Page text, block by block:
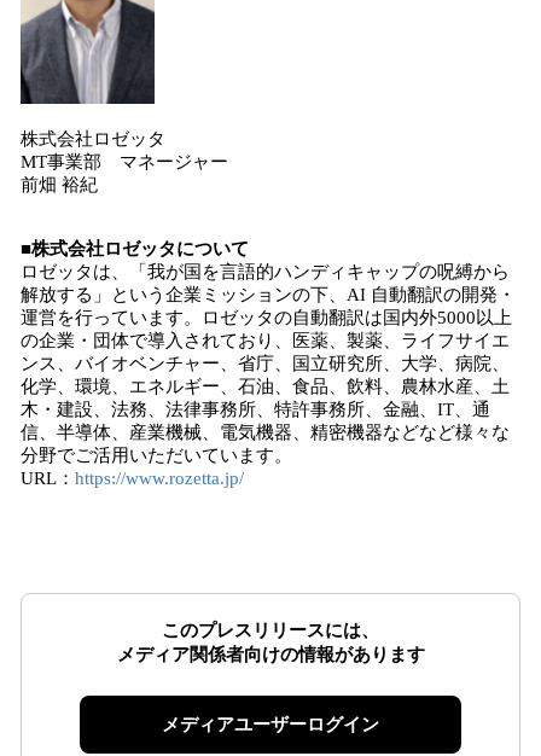
株式会社ロゼッタ
MT事業部 マネージャー
前畑 裕紀
■株式会社ロゼッタについて
ロゼッタは、「我が国を言語的ハンディキャップの呪縛から
解放する」という企業ミッションの下、AI 自動翻訳の開発・
運営を行っています。ロゼッタの自動翻訳は国内外5000以上
の企業・団体で導入されており、医薬、製薬、ライフサイエ
ンス、バイオベンチャー、省庁、国立研究所、大学、病院、
化学、環境、エネルギー、石油、食品、飲料、農林水産、土
木・建設、法務、法律事務所、特許事務所、金融、IT、通
信、半導体、産業機械、電気機器、精密機器などなど様々な
分野でご活用いただいています。
URL： https://www.rozetta.jp/
このプレスリリースには、
メディア関係者向けの情報があります
メディアユーザーログイン